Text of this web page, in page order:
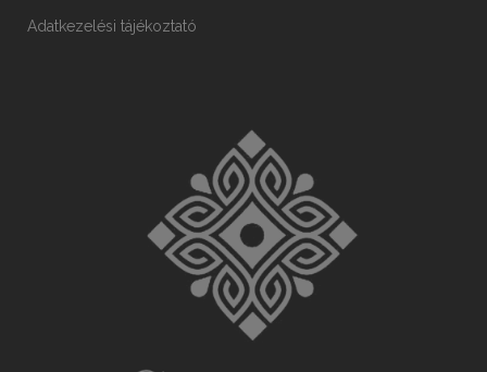
Adatkezelési tájékoztató